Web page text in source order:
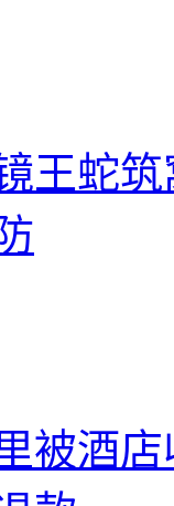
王蛇
被酒